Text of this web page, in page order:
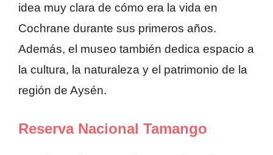
idea muy clara de cómo era la vida en
Cochrane durante sus primeros años.
Además, el museo también dedica espacio a
la cultura, la naturaleza y el patrimonio de la
región de Aysén.
Reserva Nacional Tamango